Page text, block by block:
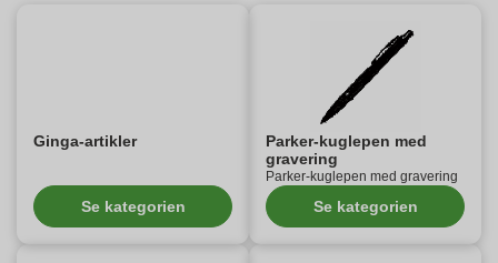
Ginga-artikler
Se kategorien
Parker-kuglepen med
gravering
Parker-kuglepen med gravering
Se kategorien